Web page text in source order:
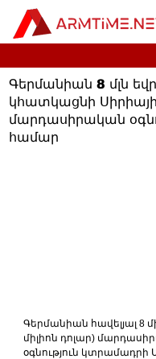
Գերմանիան 8 մլն
կհատկացնի
մարդասիրական
համար
Գերմանիան հավելյալ 8
միլիոն դոլար)
օգնություն կտրամադրի